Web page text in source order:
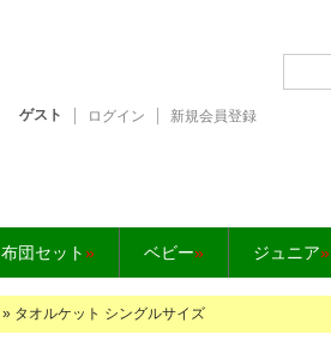
ゲスト ログイン 新規会員登録
布団セット» ベビー» ジュニア»
» タオルケット シングルサイズ